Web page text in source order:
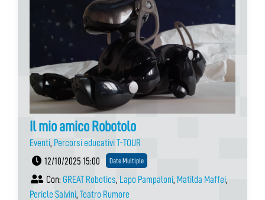
Il mio amico Robotolo
Eventi, Percorsi educativi T-TOUR
12/10/2025 15:00
Date Multiple
Con: GREAT Robotics, Lapo Pampaloni, Matilda Maffei,
Pericle Salvini, Teatro Rumore